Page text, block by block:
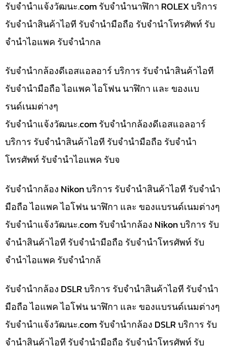
รับจํานําแจ้งวัฒนะ.com รับจำนำนาฬิกา ROLEX บริการ
รับจำนำสินค้าไอที รับจำนำมือถือ รับจำนำโทรศัพท์ รับ
จำนำไอแพค รับจำนำกล
รับจำนำกล้องดีเอสแอลอาร์ บริการ รับจำนำสินค้าไอที
รับจำนำมือถือ ไอแพค ไอโฟน นาฬิกา และ ของแบ
รนด์เนมต่างๆ
รับจํานําแจ้งวัฒนะ.com รับจำนำกล้องดีเอสแอลอาร์
บริการ รับจำนำสินค้าไอที รับจำนำมือถือ รับจำนำ
โทรศัพท์ รับจำนำไอแพค รับจ
รับจำนำกล้อง Nikon บริการ รับจำนำสินค้าไอที รับจำนำ
มือถือ ไอแพค ไอโฟน นาฬิกา และ ของแบรนด์เนมต่างๆ
รับจํานําแจ้งวัฒนะ.com รับจำนำกล้อง Nikon บริการ รับ
จำนำสินค้าไอที รับจำนำมือถือ รับจำนำโทรศัพท์ รับ
จำนำไอแพค รับจำนำกล้
รับจำนำกล้อง DSLR บริการ รับจำนำสินค้าไอที รับจำนำ
มือถือ ไอแพค ไอโฟน นาฬิกา และ ของแบรนด์เนมต่างๆ
รับจํานําแจ้งวัฒนะ.com รับจำนำกล้อง DSLR บริการ รับ
จำนำสินค้าไอที รับจำนำมือถือ รับจำนำโทรศัพท์ รับ